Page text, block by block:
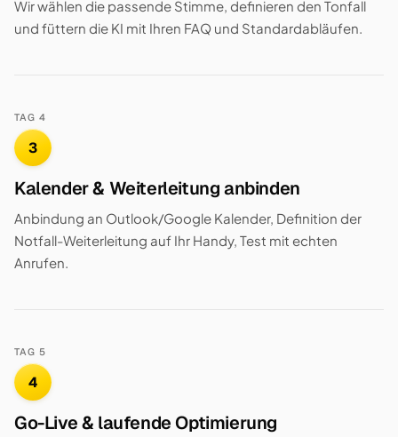
Wir wählen die passende Stimme, definieren den Tonfall
und füttern die KI mit Ihren FAQ und Standardabläufen.
TAG 4
3
Kalender & Weiterleitung anbinden
Anbindung an Outlook/Google Kalender, Definition der
Notfall-Weiterleitung auf Ihr Handy, Test mit echten
Anrufen.
TAG 5
4
Go-Live & laufende Optimierung